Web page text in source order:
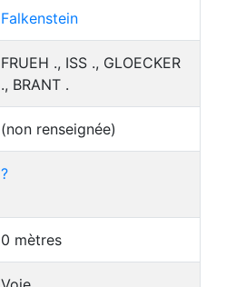
Falkenstein
FRUEH ., ISS ., GLOECKER
., BRANT .
(non renseignée)
?
0 mètres